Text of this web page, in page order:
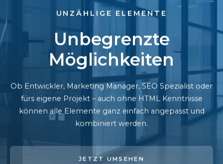
UNZÄHLIGE ELEMENTE
Unbegrenzte
Möglichkeiten
Ob Entwickler, Marketing Manager, SEO Spezialist oder
fürs eigene Projekt – auch ohne HTML Kenntnisse
können alle Elemente ganz einfach angepasst und
kombiniert werden.
JETZT UMSEHEN